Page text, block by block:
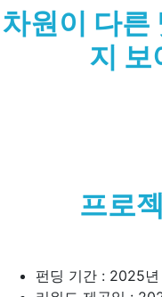
차원이 다른
지 보
프로
펀딩 기간 : 2025